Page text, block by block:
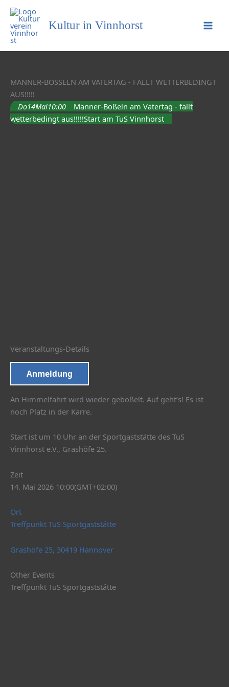
Kultur in Vinnhorst
MÄNNER-BOSSELN AM VATERTAG - FÄLLT WETTERBEDINGT A
US!!!!!
Do14Mai10:00
Männer-Boßeln am Vatertag - fällt
wetterbedingt aus!!!!!Start am TuS Vinnhorst
Veranstaltungs-Details
Anmeldung
An Himmelfahrt wird wieder geboßelt. Auf geht’s! Es ist
noch Platz in der Karre.
Start ist um 10 Uhr an der Sportgaststätte des TuS
Vinnhorst e.V., Grashöfe 25.
Zeit
14. Mai 2026 10:00(GMT+02:00)
Ort
Treffpunkt TuS Sportgaststätte
Grashöfe 25, 30419 Hannover
Other Events
Treffpunkt TuS Sportgaststätte